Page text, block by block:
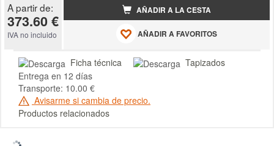
A partir de:
373.60 €
IVA no incluido
AÑADIR A LA CESTA
AÑADIR A FAVORITOS
Ficha técnica
Tapizados
Entrega en 12 días
Transporte: 10.00 €
Avisarme si cambia de precio.
Productos relacionados